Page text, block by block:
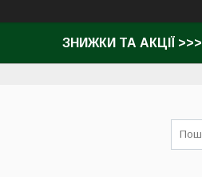
ЗНИЖКИ ТА АКЦІЇ >>>